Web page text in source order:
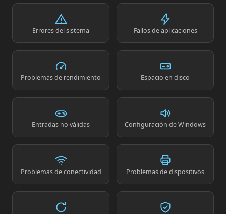
Errores del sistema Fallos de aplicaciones
Problemas de rendimiento Espacio en disco
Entradas no válidas Configuración de Windows
Problemas de conectividad Problemas de dispositivos